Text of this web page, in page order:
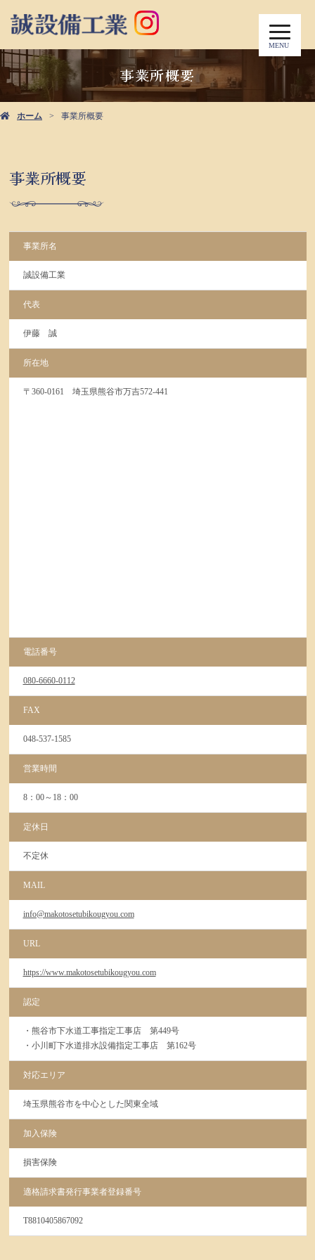
MENU
事業所概要
ホーム 事業所概要
事業所概要
事業所名
誠設備工業
代表
伊藤 誠
所在地
〒360-0161 埼玉県熊谷市万吉572-441
電話番号
080-6660-0112
FAX
048-537-1585
営業時間
8：00～18：00
定休日
不定休
MAIL
info@makotosetubikougyou.com
URL
https://www.makotosetubikougyou.com
認定
・熊谷市下水道工事指定工事店 第449号
・小川町下水道排水設備指定工事店 第162号
対応エリア
埼玉県熊谷市を中心とした関東全域
加入保険
損害保険
適格請求書発行事業者登録番号
T8810405867092